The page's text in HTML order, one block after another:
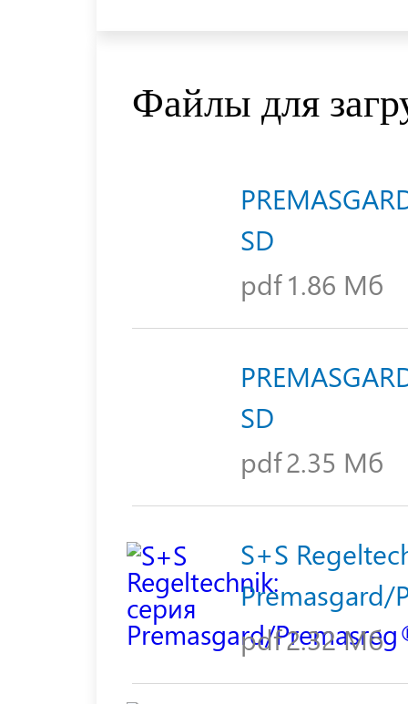
Файлы для
SD
pdf 1.86 Мб
SD
pdf2.35 Мб
S+S
pdf2.32 Мб